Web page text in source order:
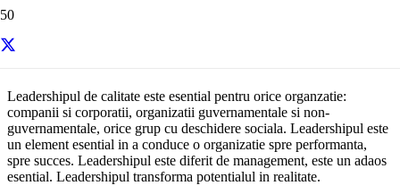
Leadershipul de calitate este esential pentru orice organzatie:
companii si corporatii, organizatii guvernamentale si non-
guvernamentale, orice grup cu deschidere sociala. Leadershipul este
un element esential in a conduce o organizatie spre performanta,
spre succes. Leadershipul este diferit de management, este un adaos
esential. Leadershipul transforma potentialul in realitate.